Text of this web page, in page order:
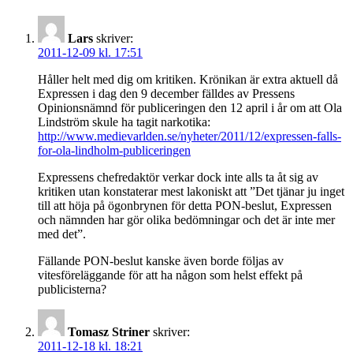
Lars skriver:
2011-12-09 kl. 17:51
Håller helt med dig om kritiken. Krönikan är extra aktuell då
Expressen i dag den 9 december fälldes av Pressens
Opinionsnämnd för publiceringen den 12 april i år om att Ola
Lindström skule ha tagit narkotika:
http://www.medievarlden.se/nyheter/2011/12/expressen-falls-
for-ola-lindholm-publiceringen
Expressens chefredaktör verkar dock inte alls ta åt sig av
kritiken utan konstaterar mest lakoniskt att ”Det tjänar ju inget
till att höja på ögonbrynen för detta PON-beslut, Expressen
och nämnden har gör olika bedömningar och det är inte mer
med det”.
Fällande PON-beslut kanske även borde följas av
vitesföreläggande för att ha någon som helst effekt på
publicisterna?
Tomasz Striner skriver:
2011-12-18 kl. 18:21